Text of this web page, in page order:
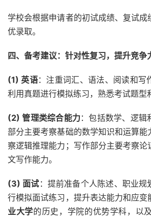
学校会根据申请者的初试成绩、复试
优录取。
四、备考建议：针对性复习，提升竞争
(1) 英语：注重词汇、语法、阅读和写
利用真题进行模拟练习，熟悉考试题型
(2) 管理类综合能力：包括数学、逻辑
部分主要考察基础的数学知识和运算能
察逻辑推理能力；写作部分主要考察
文写作能力。
(3) 面试 ：提前准备个人陈述、职业
行模拟面试练习，提升表达能力和应变
业大学的历史，学院的优势学科，以